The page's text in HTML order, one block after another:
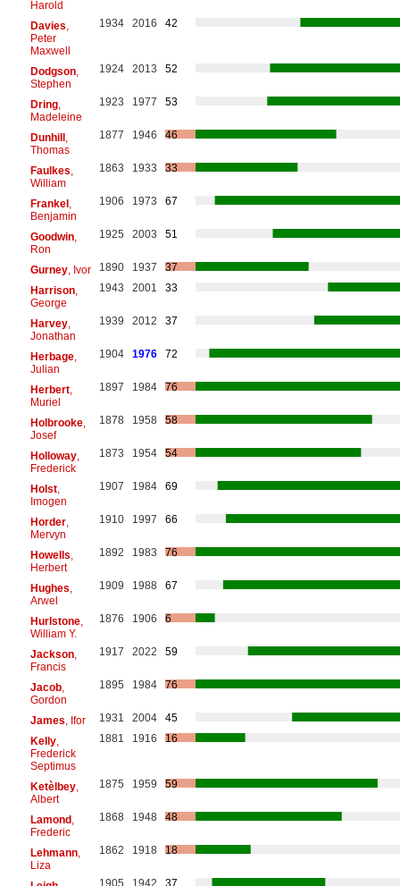
Harold
Davies
Peter
Maxwell
1934 2016 42
Dodgson,
Stephen
1924 2013 52
Dring,
Madeleine
1923 1977 53
Dunhill,
Thomas
1877 1946 46
Faulkes
William
1863 1933 33
Frankel,
Benjamin
1906 1973 67
Goodwin,
Ron
1925 2003 51
Gurney, Ivor 1890 1937
37
Harrison,
George
1943 2001 33
Harvey,
Jonathan
1939 2012 37
Herbage,
Julian
1904 1976 72
Herbert,
Muriel
1897 1984 76
Holbrooke,
Josef
1878 1958 58
Holloway,
Frederick
1873 1954 54
Holst,
Imogen
1907 1984 69
Horder,
Mervyn
1910 1997 66
Howells
Herbert
1892 1983 76
Hughes
Arwel
1909 1988 67
Hurlstone,
William Y.
1876 1906 6
Jackson,
Francis
1917 2022 59
Jacob,
Gordon
1895 1984 76
James , Ifor 1931 2004
45
Kelly,
Frederick
Septimus
1881 1916 16
Ketèlbey,
Albert
1875 1959 59
Lamond,
Frederic
1868 1948 48
Lehmann,
Liza
1862 1918 18
1905 1942 37